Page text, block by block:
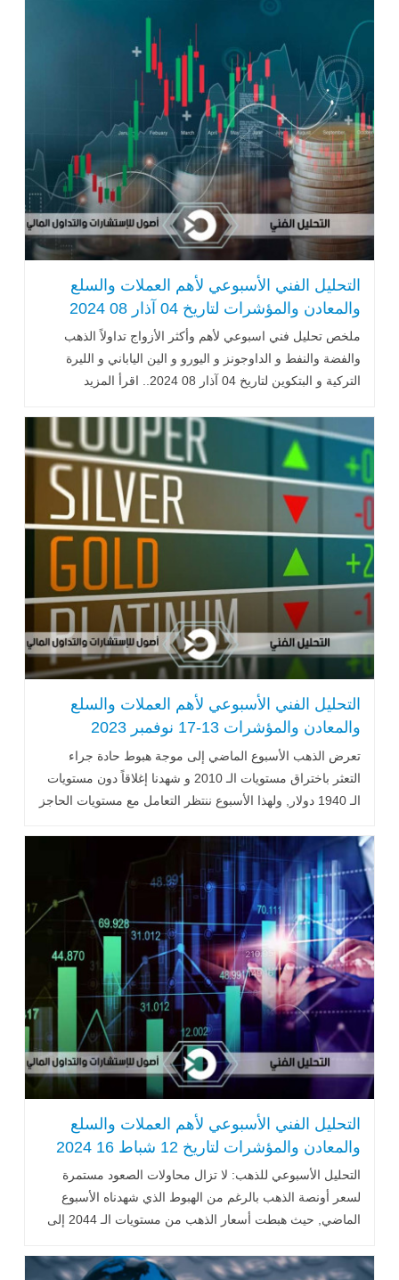
التحليل الفني الأسبوعي لأهم العملات والسلع
والمعادن والمؤشرات لتاريخ 04 آذار 08 2024
ملخص تحليل فني اسبوعي لأهم وأكثر الأزواج تداولاً الذهب
والفضة والنفط و الداوجونز و اليورو و الين الياباني و الليرة
التركية و البتكوين لتاريخ 04 آذار 08 2024.. اقرأ المزيد
التحليل الفني الأسبوعي لأهم العملات والسلع
والمعادن والمؤشرات 13-17 نوفمبر 2023
تعرض الذهب الأسبوع الماضي إلى موجة هبوط حادة جراء
التعثر باختراق مستويات الـ 2010 و شهدنا إغلاقاً دون مستويات
الـ 1940 دولار, ولهذا الأسبوع ننتظر التعامل مع مستويات الحاجز
التحليل الفني الأسبوعي لأهم العملات والسلع
والمعادن والمؤشرات لتاريخ 12 شباط 16 2024
التحليل الأسبوعي للذهب: لا تزال محاولات الصعود مستمرة
لسعر أونصة الذهب بالرغم من الهبوط الذي شهدناه الأسبوع
الماضي, حيث هبطت أسعار الذهب من مستويات الـ 2044 إلى